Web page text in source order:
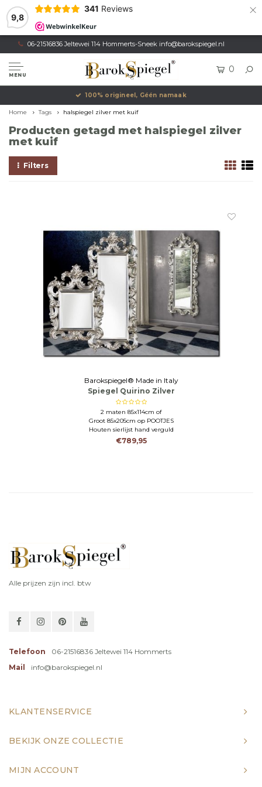
9,8
341 Reviews ×
06-21516836 Jeltewei 114 Hommerts-Sneek info@barokspiegel.nl
MENU
0
100% origineel, Géén namaak
Home Tags halspiegel zilver met kuif
Producten getagd met halspiegel zilver
met kuif
Filters
Barokspiegel® Made in Italy
Spiegel Quirino Zilver
2 maten 85x114cm of
Groot 85x205cm op POOTJES
Houten sierlijst hand verguld
€789,95
Alle prijzen zijn incl. btw
Telefoon
06-21516836 Jeltewei 114 Hommerts
Mail
info@barokspiegel.nl
KLANTENSERVICE
BEKIJK ONZE COLLECTIE
MIJN ACCOUNT